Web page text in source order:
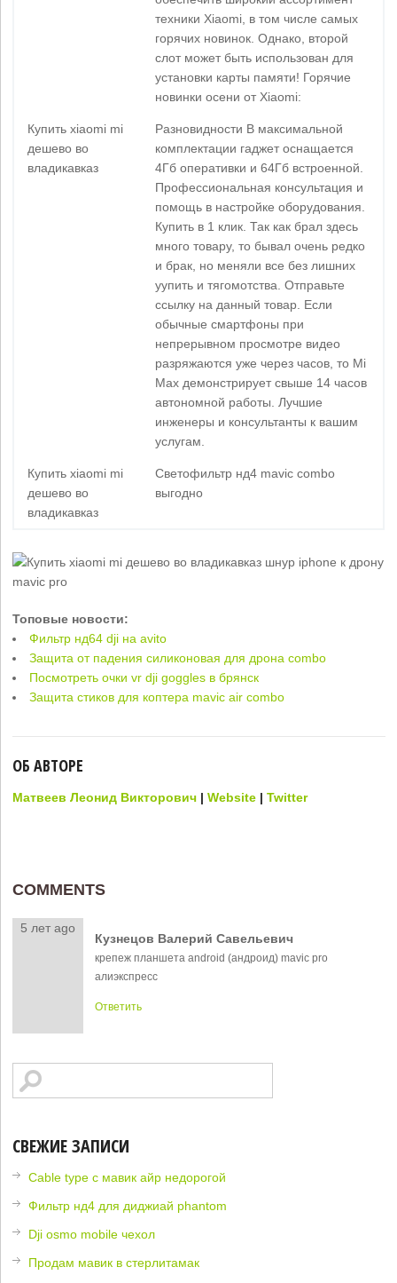
техники Xiaomi, в том числе самых
горячих новинок. Однако, второй
слот может быть использован для
установки карты памяти! Горячие
новинки осени от Xiaomi:
Купить xiaomi mi
дешево во
владикавказ
Разновидности В максимальной
комплектации гаджет оснащается
4Гб оперативки и 64Гб встроенной.
Профессиональная консультация и
помощь в настройке оборудования.
Купить в 1 клик. Так как брал здесь
много товару, то бывал очень редко
и брак, но меняли все без лишних
уупить и тягомотства. Отправьте
ссылку на данный товар. Если
обычные смартфоны при
непрерывном просмотре видео
разряжаются уже через часов, то Mi
Max демонстрирует свыше 14 часов
автономной работы. Лучшие
инженеры и консультанты к вашим
услугам.
Купить xiaomi mi
дешево во
владикавказ
Светофильтр нд4 mavic combo
выгодно
Топовые новости:
Фильтр нд64 dji на avito
Защита от падения силиконовая для дрона combo
Посмотреть очки vr dji goggles в брянск
Защита стиков для коптера mavic air combo
ОБ АВТОРЕ
Матвеев Леонид Викторович |Website |Twitter
COMMENTS
5 лет ago
Кузнецов Валерий Савельевич
крепеж планшета android (андроид) mavic pro
алиэкспресс
Ответить
СВЕЖИЕ ЗАПИСИ
Cable type c мавик айр недорогой
Фильтр нд4 для диджиай phantom
Dji osmo mobile чехол
Продам мавик в стерлитамак